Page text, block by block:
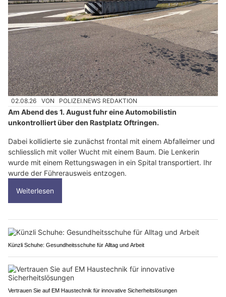
02.08.26 VON POLIZEI.NEWS REDAKTION
Am Abend des 1. August fuhr eine Automobilistin
unkontrolliert über den Rastplatz Oftringen.
Dabei kollidierte sie zunächst frontal mit einem Abfalleimer und
schliesslich mit voller Wucht mit einem Baum. Die Lenkerin
wurde mit einem Rettungswagen in ein Spital transportiert. Ihr
wurde der Führerausweis entzogen.
Weiterlesen
Künzli Schuhe: Gesundheitsschuhe für Alltag und Arbeit
Vertrauen Sie auf EM Haustechnik für innovative Sicherheitslösungen